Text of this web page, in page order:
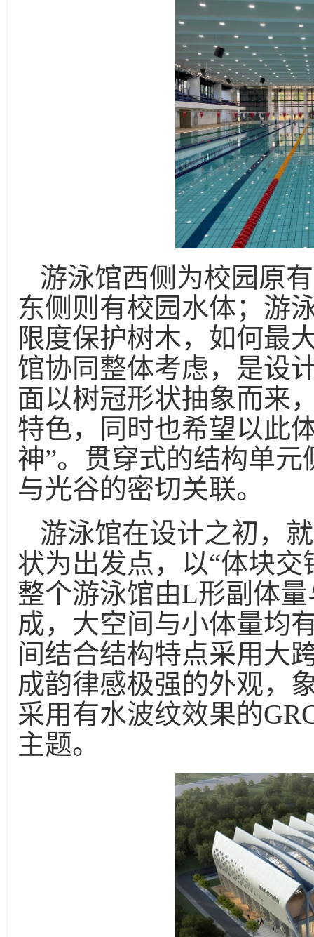
游泳馆西侧为校园原
东侧则有校园水体；游
限度保护树木，如何最
馆协同整体考虑，是设
面以树冠形状抽象而来
特色，同时也希望以此
神”。贯穿式的结构单
与光谷的密切关联。
游泳馆在设计之初，
状为出发点，以“体块
整个游泳馆由L形副体
成，大空间与小体量均
间结合结构特点采用大
成韵律感极强的外观，
采用有水波纹效果的
主题。